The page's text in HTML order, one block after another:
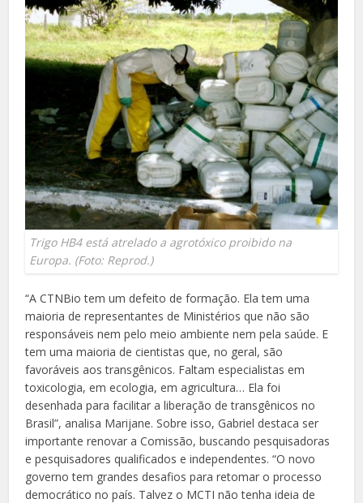
Trigo HB4 está atrelado a agrotóxico proibido na
Europa. (Foto: Reprod.)
“A CTNBio tem um defeito de formação. Ela tem uma
maioria de representantes de Ministérios que não são
responsáveis nem pelo meio ambiente nem pela saúde. E
tem uma maioria de cientistas que, no geral, são
favoráveis aos transgênicos. Faltam especialistas em
toxicologia, em ecologia, em agricultura… Ela foi
desenhada para facilitar a liberação de transgênicos no
Brasil”, analisa Marijane. Sobre isso, Gabriel destaca ser
importante renovar a Comissão, buscando pesquisadoras
e pesquisadores qualificados e independentes. “O novo
governo tem grandes desafios para retomar o processo
democrático no país. Talvez o MCTI não tenha ideia de